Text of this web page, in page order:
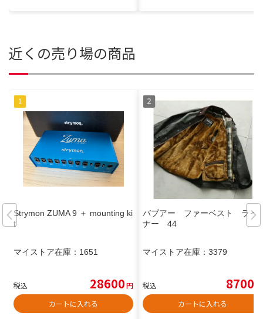
近くの売り場の商品
Strymon ZUMA 9 ＋ mounting ki
t
マイストア在庫： 1651
税込 28600円
カートに入れる
バブアー ファーベスト ライ
ナー 44
マイストア在庫： 3379
税込 8700
カートに入れる